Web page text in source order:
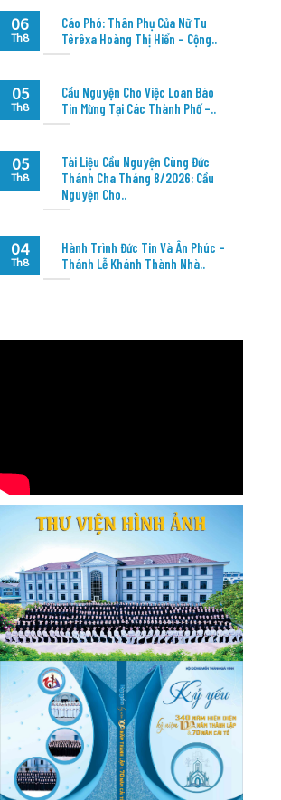
Cáo Phó: Thân Phụ Của Nữ Tu
Têrêxa Hoàng Thị Hiển – Cộng..
06
Th8
Cầu Nguyện Cho Việc Loan Báo
Tin Mừng Tại Các Thành Phố –..
05
Th8
Tài Liệu Cầu Nguyện Cùng Đức
Thánh Cha Tháng 8/2026: Cầu
Nguyện Cho..
05
Th8
Hành Trình Đức Tin Và Ân Phúc –
Thánh Lễ Khánh Thành Nhà..
04
Th8